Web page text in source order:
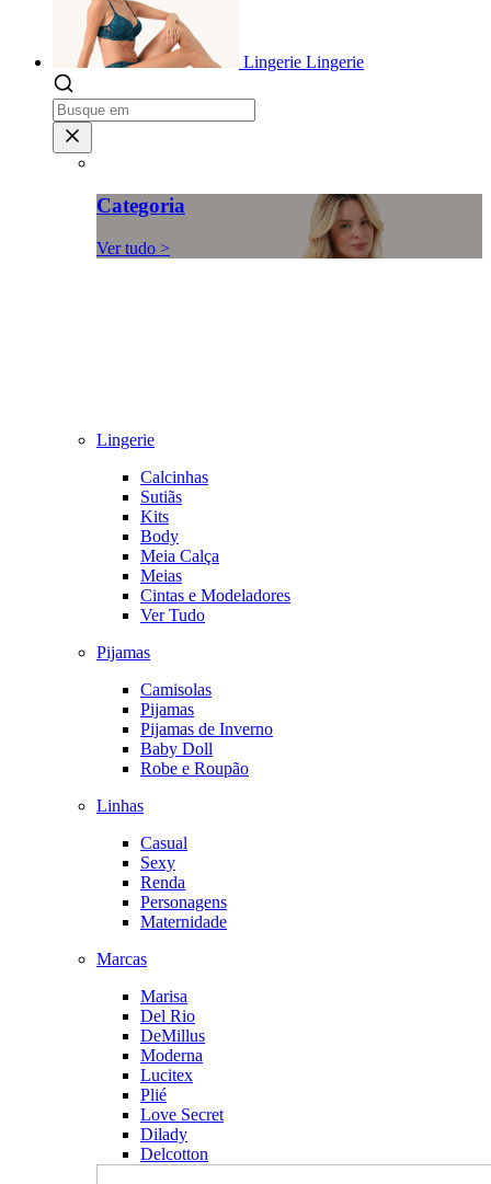
Lingerie Lingerie
Categoria
Ver tudo >
Lingerie
Calcinhas
Sutiãs
Kits
Body
Meia Calça
Meias
Cintas e Modeladores
Ver Tudo
Pijamas
Camisolas
Pijamas
Pijamas de Inverno
Baby Doll
Robe e Roupão
Linhas
Casual
Sexy
Renda
Personagens
Maternidade
Marcas
Marisa
Del Rio
DeMillus
Moderna
Lucitex
Plié
Love Secret
Dilady
Delcotton